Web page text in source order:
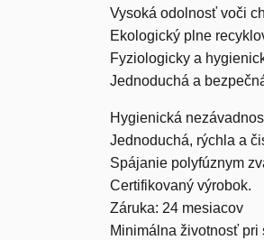
Vysoká odolnosť voči
Ekologický plne
Fyziologicky a
Jednoduchá a
Hygienická
Jednoduchá, rýchla a
Spájanie polyfúznym
Certifikovaný výrobok.
Záruka: 24 mesiacov
Minimálna životnosť pri